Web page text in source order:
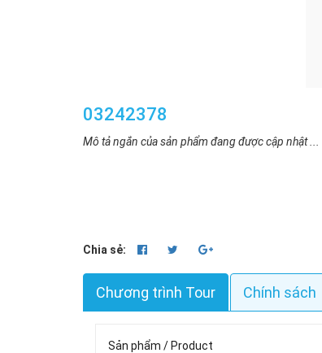
03242378
Mô tả ngắn của sản phẩm đang được cập nhật ...
Chia sẻ:
Chương trình Tour Chính sách
Sản phẩm / Product